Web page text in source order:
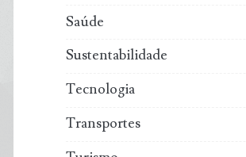
Saúde
Sustentabilidade
Tecnologia
Transportes